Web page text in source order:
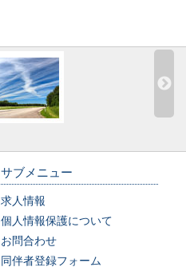
サブメニュー
求人情報
個人情報保護について
お問合わせ
同伴者登録フォーム